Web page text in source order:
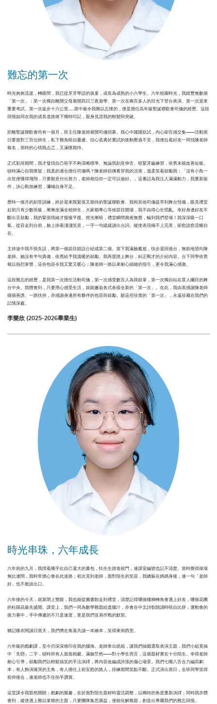
難忘的第一次
時光匆匆流逝，轉眼間，我已從牙牙學語的孩童，成長為成熟的小六學生。六年校園時光，我經歷無數個
「第一次」：第一次獨自離開父母展開四日三夜遊學、第一次在兩百多人的目光下登台表演、第一次迎來
重要考試、第一次徒步十六公里……當中最令我難以忘懷的，便是擔任高年級聖誕聯歡會司儀的經歷。這段
回憶如同在我的成長道路烙下獨特印記，親身見證我的蛻變與突破。
距離聖誕聯歡會尚有一個月，班主任陳老師展開司儀招募。我心中躍躍欲試，內心卻百感交集——活動當
日要面對三百位師生，私下難免暗自憂慮。但心底勇於嘗試的衝動壓過不安，我便拉着好友一同找陳老師
報名，當時的心情既忐忑，又滿懷期待。
正式彩排期間，我才發現自己咬字不夠清晰標準。無論我刻意伸舌、咬緊牙齒練習，依舊未能改善短板。
頓時滿心自我懷疑：我真的適合擔任司儀嗎？陳老師彷彿看穿我的沮喪，溫柔笑着鼓勵我：「沒有小鳥一
出世便懂得飛翔，只要願意付出努力，老師相信你一定可以做好。」這番話為我注入滿滿動力，我重新振
作，決心勤加練習，彌補自身不足。
歷時一個月的刻苦訓練，終於迎來既緊張又期待的聖誕聯歡會。我和其他司儀提早到舞台預備，眼見禮堂
起初只有少數班級，漸漸坐滿全校師生，大家都專心等候節目開場，我不由得心生慌亂。幸好身邊好友不
斷出言鼓勵，我的緊張情緒才慢慢平復。燈光漸暗，禮堂瞬間鴉雀無聲，輪到我們登場！我深深吸一口
氣，從容走到台前，臉上掛着淺淺笑意，一字一句緩緩讀出台詞。縱使表現稱不上完美，卻愈說愈流暢自
在。
主持途中我不慎失誤，將第一個節目錯誤介紹成第二個。當下我滿臉尷尬，快步退回後台，無助地望向陳
老師。她沒有半句責備，依舊給予我溫暖的鼓勵。我再度踏上舞台，糾正剛才的介紹內容。台下同學依舊
報以熱烈掌聲，這份包容令我又驚又暖心；陳老師一路以來耐心細緻的指引，更令我滿心感激。
這段難忘的經歷，是我第一次擔任活動司儀，第一次感受數百人為我鼓掌，第一次獨自站在眾人矚目的舞
台中央。我體會到，只要用心感受生活，就能邂逅各式各樣全新的「第一次」。在此，我由衷感謝陳老師
循循善誘、一路扶持，亦感謝身邊所有夥伴的包容與鼓勵。願這些珍貴的「第一次」，永遠珍藏在我們的
記憶深處。
李樂欣 (2025-2026畢業生)
時光串珠，六年成長
六年前的九月，我揹着幾乎比自己還大的書包，怯生生踏進校門，連課室編號也記不清楚。當時覺得操場
無比遼闊，我時常擔心會在此迷路；初次見到老師，面對陌生的笑容，我總躲在媽媽身後，連一句「老師
好」也不敢說出口。
六年後的今天，就算閉上雙眼，我也能從圖書館走到禮堂，清楚記得哪個樓梯轉角會遇上好友，哪個花圃
的杜鵑花最先盛開。課堂上，我們一同為數學難題絞盡腦汁，亦會在中文詩歌朗誦時暗自比拼；運動會的
接力賽中，手中傳遞的不只是速度，更是我們並肩作戰的默契。
猶記睡衣閱讀日當天，我們擠在角落共讀一本繪本，笑得東倒西歪。
六年級的戲劇課，至今仍深深烙印在我的腦海。老師拿出紙箱，讓我們抽籤選取表演主題，我們小組竟抽
中「失戀」二字，頓時所有人面面相覷、滿臉茫然——對小學生而言，這個題材實在十分陌生。幸得老師
耐心引導，鼓勵我們以輕鬆搞笑的手法演繹，將內容改編成誇張的傷心場景。我們七嘴八舌合力編寫劇
本，有人飾演痛哭的主角，有人擔任上前安慰的路人，排練期間笑點不斷。正式演出當日，全班同學笑得
前仰後合，連老師也不住拍手讚賞。
這堂課令我豁然開朗：戲劇的樂趣，在於面對陌生題材時靈活調整，以獨特的角度重新演繹；同時我亦體
會到，縱使遇上難以掌握的主題，只要團隊集思廣益，便能化解難題，創造出專屬我們的難忘回憶。